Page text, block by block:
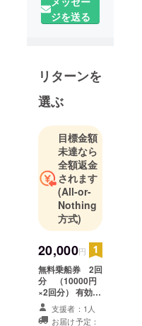
ジを送る
リターンを
選ぶ
目標金額
未達なら
全額返金
されます
(All-or-
Nothing
方式)
20,000円
無料乗船券 2回
分 （10000円
×2回分） 有効期
限 1年間
（2021/1月中旬
支援者：1人
お届け予定：